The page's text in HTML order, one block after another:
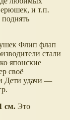
и т.п.
Флип флап
стали
японские
своё
Дети удачи —
см. Это